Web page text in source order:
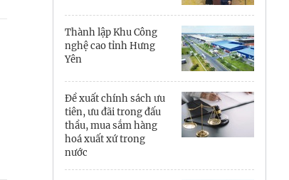
Đắk Lắk
Đồng Nai
Đồng Tháp
Gia Lai
Hà Nội
Thành lập Khu Công
nghệ cao tỉnh Hưng
Yên
Đề xuất chính sách ưu
tiên, ưu đãi trong đấu
thầu, mua sắm hàng
hoá xuất xứ trong
nước